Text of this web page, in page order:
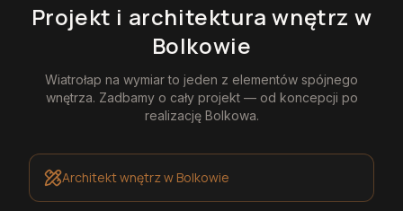
Projekt i architektura wnętrz w
Bolkowie
Wiatrołap na wymiarto jeden z elementów spójnego
wnętrza. Zadbamy o cały projekt — od koncepcji po
realizację Bolkowa.
Architekt wnętrzw Bolkowie